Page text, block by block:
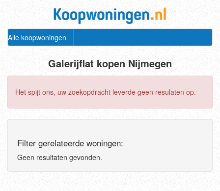
Alle koopwoningen
Galerijflat kopen Nijmegen
Het spijt ons, uw zoekopdracht leverde geen resulaten op.
Filter gerelateerde woningen:
Geen resultaten gevonden.